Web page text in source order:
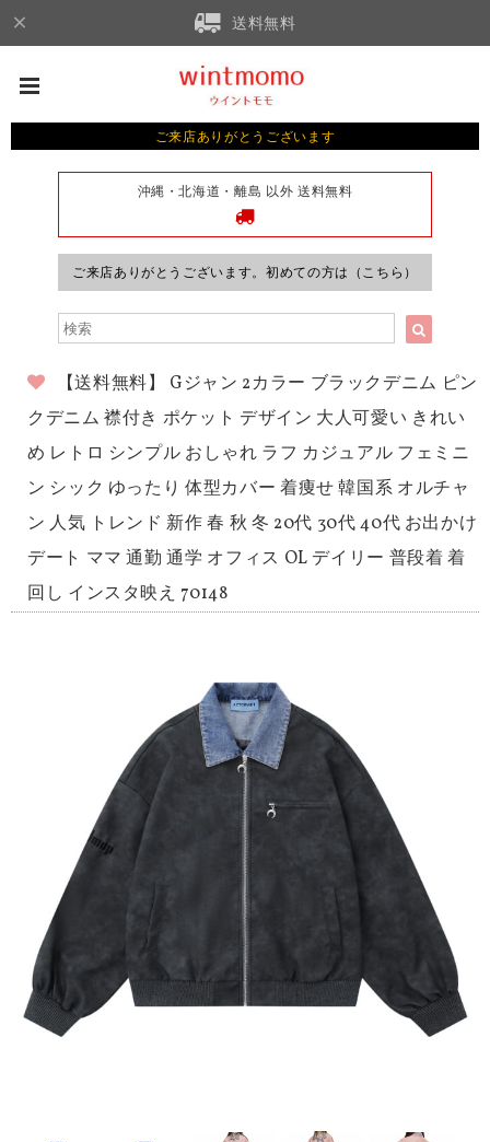
送料無料
ご来店ありがとうございます
沖縄・北海道・離島 以外 送料無料
ご来店ありがとうございます。初めての方は（こちら）
【送料無料】 Gジャン 2カラー ブラックデニム ピン
クデニム 襟付き ポケット デザイン 大人可愛い きれい
め レトロ シンプル おしゃれ ラフ カジュアル フェミニ
ン シック ゆったり 体型カバー 着痩せ 韓国系 オルチャ
ン 人気 トレンド 新作 春 秋 冬 20代 30代 40代 お出かけ
デート ママ 通勤 通学 オフィス OL デイリー 普段着 着
回し インスタ映え 70148